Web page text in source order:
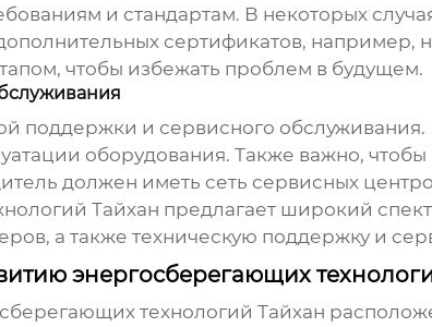
и стандартам. В некоторых
сертификатов, например,
чтобы избежать проблем в будущем.
поддержки и сервисного
оборудования. Также важно,
должен иметь сеть сервисных
Тайхан предлагает широкий
, а также техническую поддержку и
энергосберегающих
технологий Тайхан